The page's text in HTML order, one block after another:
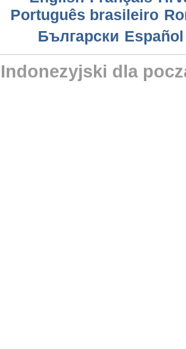
Português brasileiro
Български Еspañol
Indonezyjski dla